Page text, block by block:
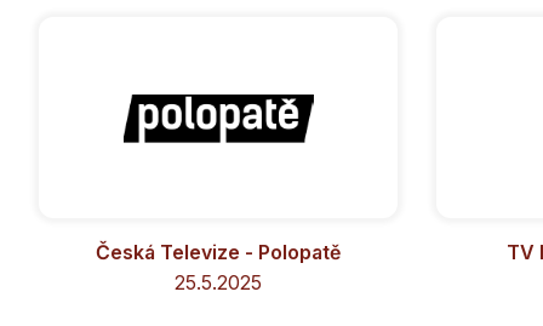
Česká Televize - Polopatě
25.5.2025
TV